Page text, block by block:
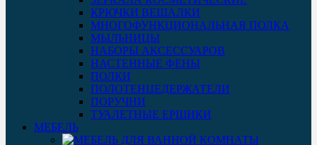
КРЮЧКИ ВЕШАЛКИ
МНОГОФУНКЦИОНАЛЬНАЯ ПОЛКА
МЫЛЬНИЦЫ
НАБОРЫ АКСЕССУАРОВ
НАСТЕННЫЕ ФЕНЫ
ПОЛКИ
ПОЛОТЕНЦЕДЕРЖАТЕЛИ
ПОРУЧНИ
ТУАЛЕТНЫЕ ЕРШИКИ
МЕБЕЛЬ